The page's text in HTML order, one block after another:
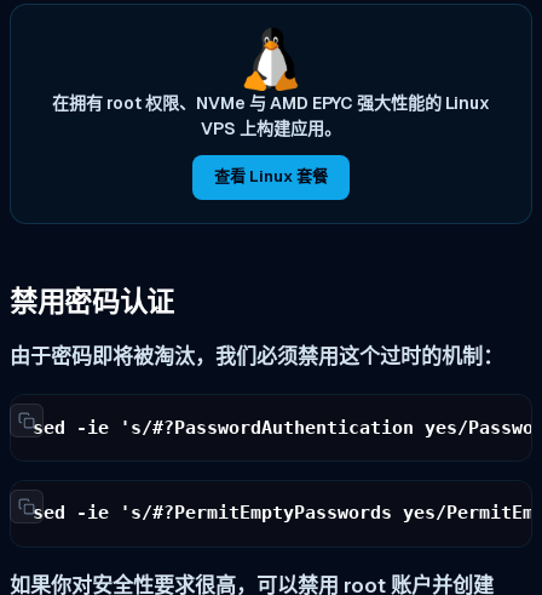
在拥有 root 权限、NVMe 与 AMD EPYC 强大性能的 Linux
VPS 上构建应用。
查看 Linux 套餐
禁用密码认证
由于密码即将被淘汰，我们必须禁用这个过时的机制：
sed -ie 's/#?PasswordAuthentication yes/
sed -ie 's/#?PermitEmptyPasswords yes/
如果你对安全性要求很高，可以禁用 root 账户并创建